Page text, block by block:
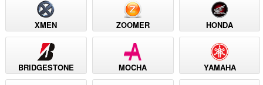
XMEN ZOOMER HONDA
BRIDGESTONE MOCHA YAMAHA